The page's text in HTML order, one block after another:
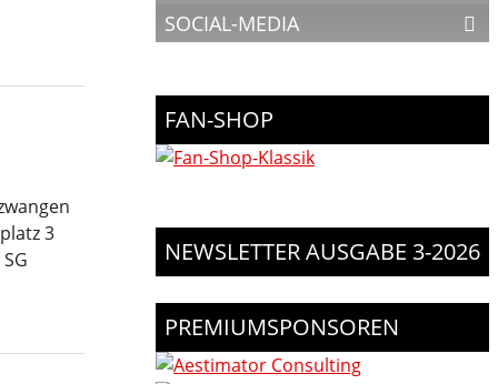
3
SOCIAL-MEDIA
FAN-SHOP
NEWSLETTER AUSGABE 3-2026
PREMIUMSPONSOREN